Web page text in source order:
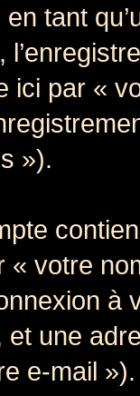
en tant
ici par «
»).
« votre
à
et une
e-mail